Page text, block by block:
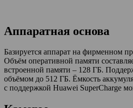
Аппаратная основа
Базируется аппарат на фирменном
Объём оперативной памяти
встроенной памяти – 128 ГБ.
объёмом до 512 ГБ. Ёмкость
с поддержкой Huawei SuperCharge